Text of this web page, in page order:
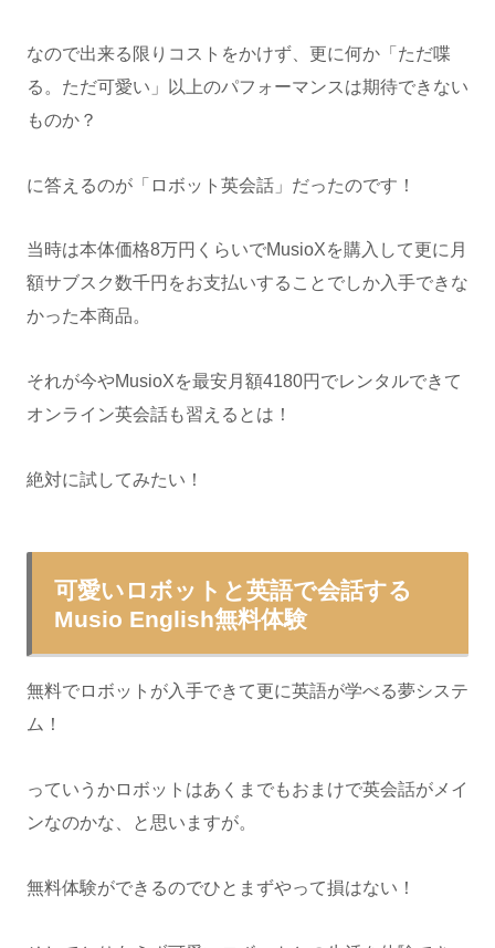
なので出来る限りコストをかけず、更に何か「ただ喋
る。ただ可愛い」以上のパフォーマンスは期待できない
ものか？
に答えるのが「ロボット英会話」だったのです！
当時は本体価格8万円くらいでMusioXを購入して更に月
額サブスク数千円をお支払いすることでしか入手できな
かった本商品。
それが今やMusioXを最安月額4180円でレンタルできて
オンライン英会話も習えるとは！
絶対に試してみたい！
可愛いロボットと英語で会話する
Musio English無料体験
無料でロボットが入手できて更に英語が学べる夢システ
ム！
っていうかロボットはあくまでもおまけで英会話がメイ
ンなのかな、と思いますが。
無料体験ができるのでひとまずやって損はない！